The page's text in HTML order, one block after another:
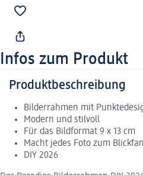
Infos zum Produkt
Produktbeschreibung
Bilderrahmen mit
Modern und stilvoll
Für das Bildformat 9 x 13 cm
Macht jedes Foto zum
DIY 2026